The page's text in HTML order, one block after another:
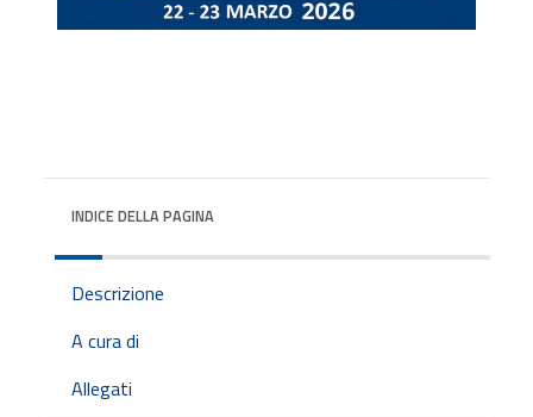
INDICE DELLA PAGINA
Descrizione
A cura di
Allegati